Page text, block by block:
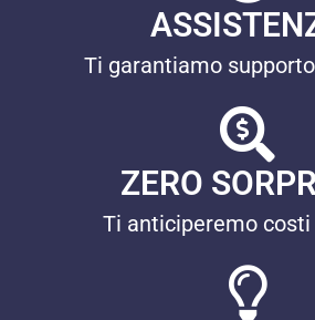
Ti garantiamo
ZERO
Ti anticiperemo costi